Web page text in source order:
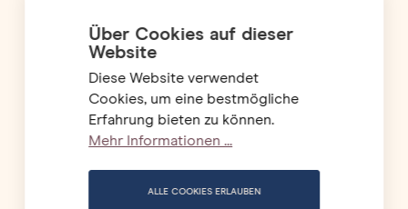
Über Cookies auf dieser
Website
Diese Website verwendet
Cookies, um eine bestmögliche
Erfahrung bieten zu können.
Mehr Informationen ...
ALLE COOKIES ERLAUBEN